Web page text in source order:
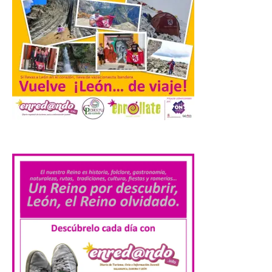
La Junta promueve la
contratación temporal de
jóvenes desempleados
para la realización de
obras y servicios de
interés general y social
con más de 8,7 millones de
euros de inversión
6 Ago 2026
La Consejería de
Industria, Universidades,
Empleo y Comercio
destina 8,75 millones de
euros al programa JOVEL
2026, cofinanciado por el Fondo Social
Europeo Plus (FSE+), para favorecer la
contratación temporal de 300 jóvenes
Nacional de […]